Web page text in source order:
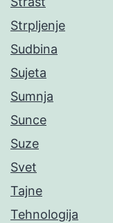
Strpljenje
Sudbina
Sujeta
Sumnja
Sunce
Suze
Svet
Tajne
Tehnologija